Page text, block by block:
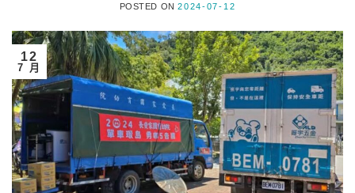
POSTED ON2024-07-12
12
7 月